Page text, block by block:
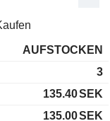
AUFSTOCKEN
3
135.40SEK
135.00SEK